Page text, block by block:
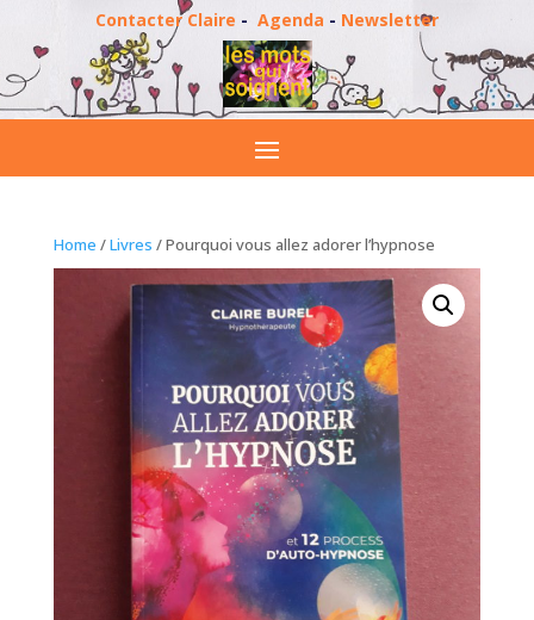
Contacter Claire - Agenda - Newsletter
Home /Livres / Pourquoi vous allez adorer l’hypnose